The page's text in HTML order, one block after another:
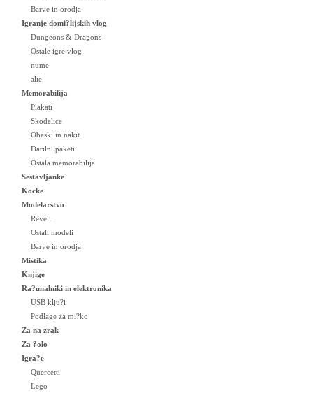
Barve in orodja
Igranje domi?lijskih vlog
Dungeons & Dragons
Ostale igre vlog
nume
alie
Memorabilija
Plakati
Skodelice
Obeski in nakit
Darilni paketi
Ostala memorabilija
Sestavljanke
Kocke
Modelarstvo
Revell
Ostali modeli
Barve in orodja
Mistika
Knjige
Ra?unalniki in elektronika
USB klju?i
Podlage za mi?ko
Za na zrak
Za ?olo
Igra?e
Quercetti
Lego